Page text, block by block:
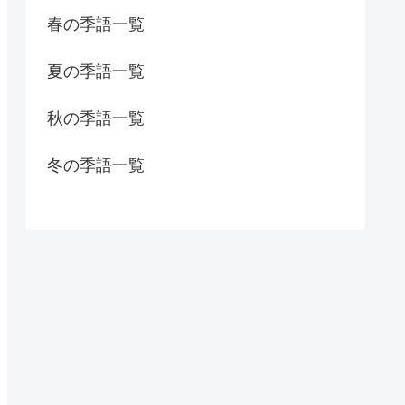
春の季語一覧
夏の季語一覧
秋の季語一覧
冬の季語一覧